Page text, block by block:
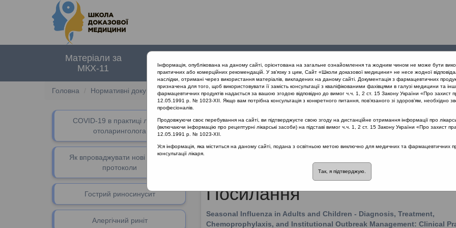
Матеріали за
МКХ-11
документи
заходи
проекту
Головна Нормативні документи Грип
СOVID-19 в практиці лікаря-
отоларинголога
Як впроваджувати нові клінічні
протоколи
Гострий риносинусит
Алергічний риніт
Клінічна настанова «Грип та гострі респіраторні інфекції»
адаптації до української системи охорони здоров’я декількох настанов:
прототип – «Seasonal Influenza in Adults and Children – Diagnosis,
Guidelines of the Infectious Diseases Society of America»
Посилання
Seasonal Influenza in Adults and Children - Diagnosis, Treatment,
Chemoprophylaxis, and Institutional Outbreak Management: Clinical
Інформація, опублікована на даному сайті, орієнтована на загальне ознайомлення та жодним чином не може бути
практичних або комерційних рекомендацій. У зв’язку з цим, Сайт «Школи доказової медицини» не несе жодної
наслідки, отримані через використання матеріалів, викладених на даному сайті. Документація з фармацевтичних
призначена для того, щоб використовувати її замість консультації з кваліфікованими фахівцями в галузі медицини та
фармацевтичних продуктів надається за вашою згодою відповідно до вимог ч.ч. 1, 2 ст. 15 Закону України «Про захист
12.05.1991 р. № 1023-XII. Якщо вам потрібна консультація з конкретного питання, пов’язаного зі здоров’ям, необхідно
професіоналів.
Продовжуючи своє перебування на сайті, ви підтверджуєте свою згоду на дистанційне отримання інформації про
(включаючи інформацію про рецептурні лікарські засоби) на підставі вимог ч.ч. 1, 2 ст. 15 Закону України «Про захист
12.05.1991 р. № 1023-XII.
Уся інформація, яка міститься на даному сайті, подана з освітньою метою виключно для медичних та фармацевтичних
консультації лікаря.
Так, я підтверджую.